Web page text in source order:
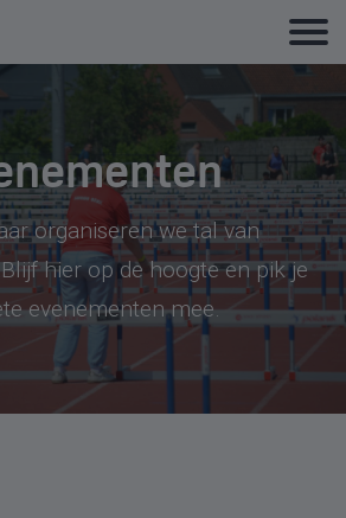
organiseren we tal van
hier op de hoogte en pik je
evenementen mee.